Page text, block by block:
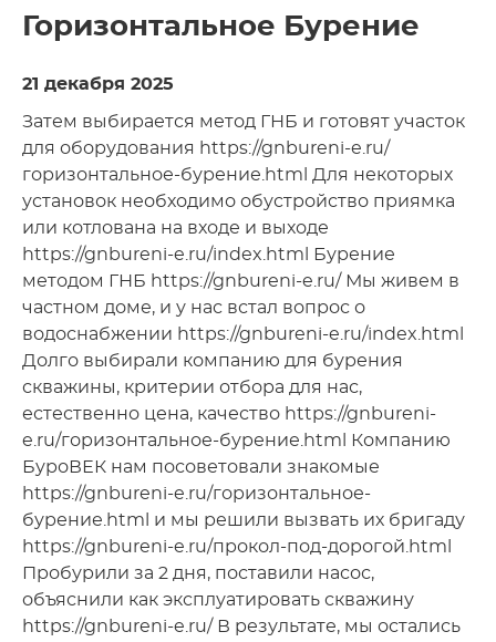
Горизонтальное Бурение
21 декабря 2025
Затем выбирается метод ГНБ и готовят участок
для оборудования https://gnbureni-e.ru/
горизонтальное-бурение.html Для некоторых
установок необходимо обустройство приямка
или котлована на входе и выходе
https://gnbureni-e.ru/index.html Бурение
методом ГНБ https://gnbureni-e.ru/ Мы живем в
частном доме, и у нас встал вопрос о
водоснабжении https://gnbureni-e.ru/index.html
Долго выбирали компанию для бурения
скважины, критерии отбора для нас,
естественно цена, качество https://gnbureni-
e.ru/горизонтальное-бурение.html Компанию
БуроВЕК нам посоветовали знакомые
https://gnbureni-e.ru/горизонтальное-
бурение.html и мы решили вызвать их бригаду
https://gnbureni-e.ru/прокол-под-дорогой.html
Пробурили за 2 дня, поставили насос,
объяснили как эксплуатировать скважину
https://gnbureni-e.ru/ В результате, мы остались